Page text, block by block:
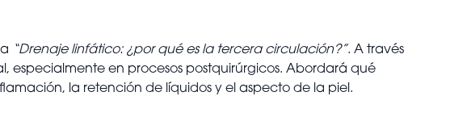
“Drenaje linfático: ¿por qué es la tercera circulación?”. A través
especialmente en procesos postquirúrgicos. Abordará qué
la retención de líquidos y el aspecto de la piel.